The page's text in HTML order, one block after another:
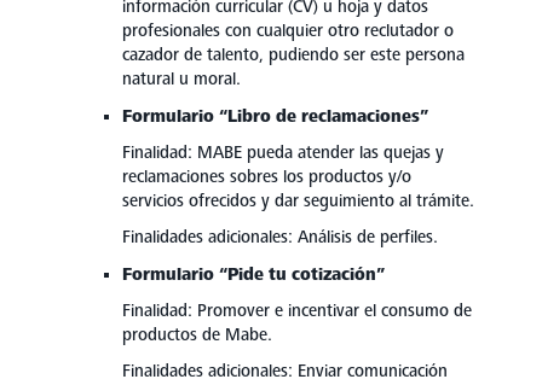
información curricular (CV) u hoja y datos
profesionales con cualquier otro reclutador o
cazador de talento, pudiendo ser este persona
natural u moral.
Formulario “Libro de reclamaciones”
Finalidad: MABE pueda atender las quejas y
reclamaciones sobres los productos y/o
servicios ofrecidos y dar seguimiento al trámite.
Finalidades adicionales: Análisis de perfiles.
Formulario “Pide tu cotización”
Finalidad: Promover e incentivar el consumo de
productos de Mabe.
Finalidades adicionales: Enviar comunicación